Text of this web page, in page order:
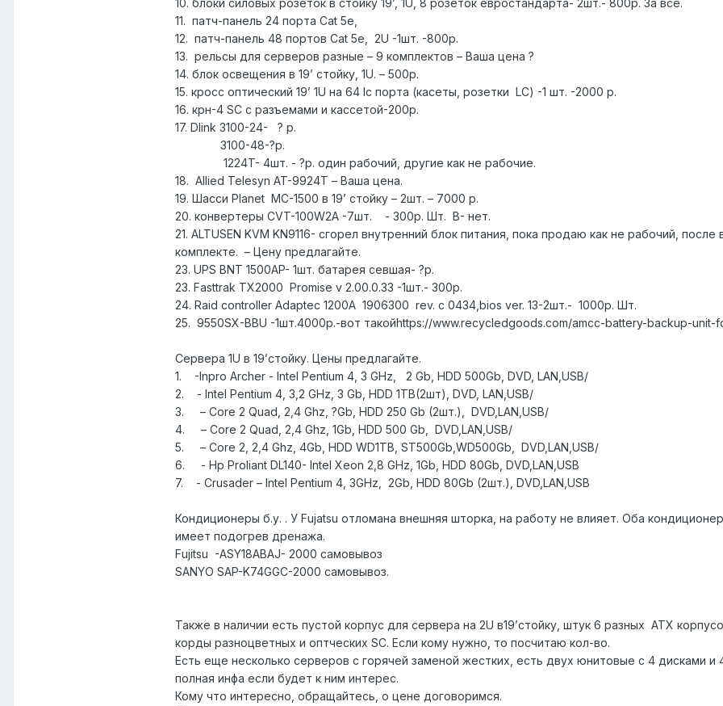
10. блоки силовых розеток в стойку 19’, 1U, 8 розеток евростандарта- 2шт.- 800р. За все.
11. патч-панель 24 порта Cat 5e,
12. патч-панель 48 портов Cat 5e, 2U -1шт. -800р.
13. рельсы для серверов разные – 9 комплектов – Ваша цена ?
14. блок освещения в 19’ стойку, 1U. – 500р.
15. кросс оптический 19’ 1U на 64 lc порта (касеты, розетки LC) -1 шт. -2000 р.
16. крн-4 SC с разъемами и кассетой-200р.
17. Dlink 3100-24- ? р.
3100-48-?р.
1224T- 4шт. - ?р. один рабочий, другие как не рабочие.
18. Allied Telesyn AT-9924T – Ваша цена.
19. Шасси Planet MC-1500 в 19’ стойку – 2шт. – 7000 р.
20. конвертеры CVT-100W2A -7шт. - 300р. Шт. B- нет.
21. ALTUSEN KVM KN9116- сгорел внутренний блок питания, пока продаю как не рабочий,
комплекте. – Цену предлагайте.
23. UPS BNT 1500AP- 1шт. батарея севшая- ?р.
23. Fasttrak TX2000 Promise v 2.00.0.33 -1шт.- 300р.
24. Raid controller Adaptec 1200A 1906300 rev. c 0434,bios ver. 13-2шт.- 1000р. Шт.
25. 9550SX-BBU -1шт.4000р.-вот такойhttps://www.recycledgoods.com/amcc-battery-backup-
Сервера 1U в 19’стойку. Цены предлагайте.
1. -Inpro Archer - Intel Pentium 4, 3 GHz, 2 Gb, HDD 500Gb, DVD, LAN,USB/
2. - Intel Pentium 4, 3,2 GHz, 3 Gb, HDD 1TB(2шт), DVD, LAN,USB/
3. – Core 2 Quad, 2,4 Ghz, ?Gb, HDD 250 Gb (2шт.), DVD,LAN,USB/
4. – Core 2 Quad, 2,4 Ghz, 1Gb, HDD 500 Gb, DVD,LAN,USB/
5. – Core 2, 2,4 Ghz, 4Gb, HDD WD1TB, ST500Gb,WD500Gb, DVD,LAN,USB/
6. - Hp Proliant DL140- Intel Xeon 2,8 GHz, 1Gb, HDD 80Gb, DVD,LAN,USB
7. - Crusader – Intel Pentium 4, 3GHz, 2Gb, HDD 80Gb (2шт.), DVD,LAN,USB
Кондиционеры б.у. . У Fujatsu отломана внешняя шторка, на работу не влияет. Оба
имеет подогрев дренажа.
Fujitsu -ASY18ABAJ- 2000 самовывоз
SANYO SAP-K74GGC-2000 самовывоз.
Также в наличии есть пустой корпус для сервера на 2U в19’стойку, штук 6 разных ATX
корды разноцветных и оптческих SC. Если кому нужно, то посчитаю кол-во.
Есть еще несколько серверов с горячей заменой жестких, есть двух юнитовые с 4 дисками
полная инфа если будет к ним интерес.
Кому что интересно, обращайтесь, о цене договоримся.